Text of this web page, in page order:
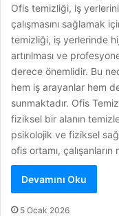
Ofis temizliği, iş
çalışmasını sağlamak
temizliği, iş yerlerinde
artırılması ve
derece önemlidir. Bu
hem iş arayanlar hem
sunmaktadır. Ofis
fiziksel bir alanın
psikolojik ve fiziksel
ofis ortamı,
Devamını Oku
5 Ocak 2026